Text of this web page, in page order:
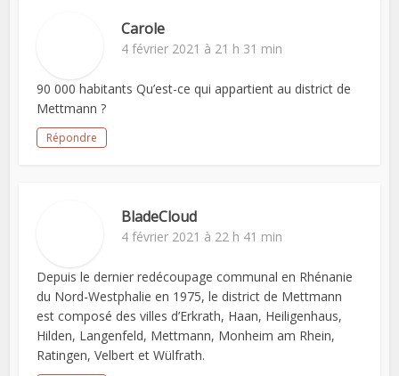
Carole
4 février 2021 à 21 h 31 min
90 000 habitants Qu’est-ce qui appartient au district de
Mettmann ?
Répondre
BladeCloud
4 février 2021 à 22 h 41 min
Depuis le dernier redécoupage communal en Rhénanie
du Nord-Westphalie en 1975, le district de Mettmann
est composé des villes d’Erkrath, Haan, Heiligenhaus,
Hilden, Langenfeld, Mettmann, Monheim am Rhein,
Ratingen, Velbert et Wülfrath.